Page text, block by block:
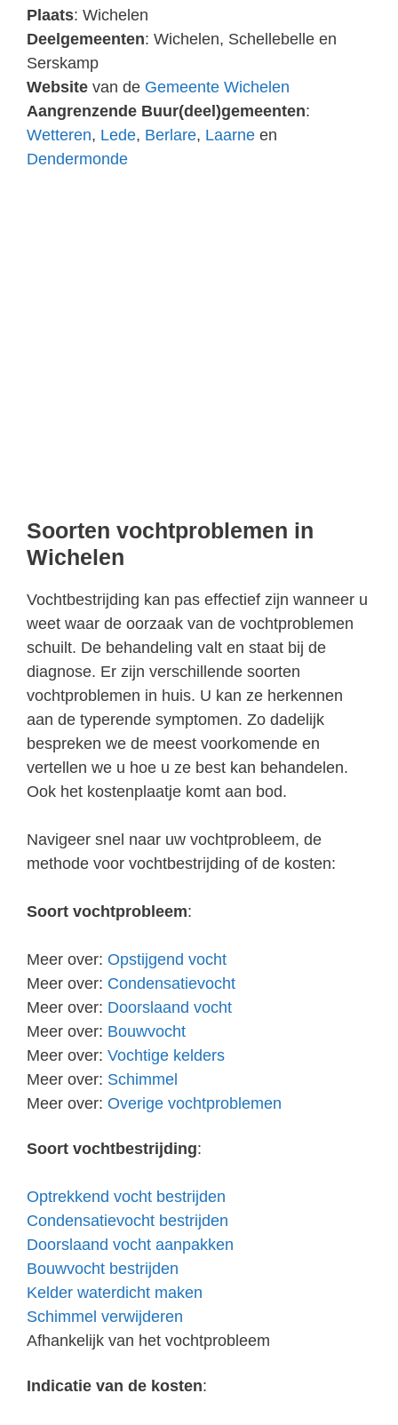
Plaats: Wichelen
Deelgemeenten: Wichelen, Schellebelle en
Serskamp
Website van de Gemeente Wichelen
Aangrenzende Buur(deel)gemeenten:
Wetteren, Lede, Berlare, Laarne en
Dendermonde
Soorten vochtproblemen in
Wichelen
Vochtbestrijding kan pas effectief zijn wanneer u
weet waar de oorzaak van de vochtproblemen
schuilt. De behandeling valt en staat bij de
diagnose. Er zijn verschillende soorten
vochtproblemen in huis. U kan ze herkennen
aan de typerende symptomen. Zo dadelijk
bespreken we de meest voorkomende en
vertellen we u hoe u ze best kan behandelen.
Ook het kostenplaatje komt aan bod.
Navigeer snel naar uw vochtprobleem, de
methode voor vochtbestrijding of de kosten:
Soort vochtprobleem:
Meer over: Opstijgend vocht
Meer over: Condensatievocht
Meer over: Doorslaand vocht
Meer over: Bouwvocht
Meer over: Vochtige kelders
Meer over: Schimmel
Meer over: Overige vochtproblemen
Soort vochtbestrijding:
Optrekkend vocht bestrijden
Condensatievocht bestrijden
Doorslaand vocht aanpakken
Bouwvocht bestrijden
Kelder waterdicht maken
Schimmel verwijderen
Afhankelijk van het vochtprobleem
Indicatie van de kosten: